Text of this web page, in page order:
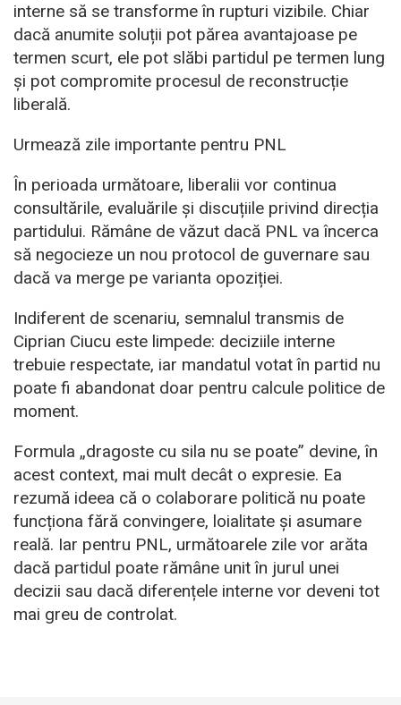
interne să se transforme în rupturi vizibile. Chiar
dacă anumite soluții pot părea avantajoase pe
termen scurt, ele pot slăbi partidul pe termen lung
și pot compromite procesul de reconstrucție
liberală.
Urmează zile importante pentru PNL
În perioada următoare, liberalii vor continua
consultările, evaluările și discuțiile privind direcția
partidului. Rămâne de văzut dacă PNL va încerca
să negocieze un nou protocol de guvernare sau
dacă va merge pe varianta opoziției.
Indiferent de scenariu, semnalul transmis de
Ciprian Ciucu este limpede: deciziile interne
trebuie respectate, iar mandatul votat în partid nu
poate fi abandonat doar pentru calcule politice de
moment.
Formula „dragoste cu sila nu se poate” devine, în
acest context, mai mult decât o expresie. Ea
rezumă ideea că o colaborare politică nu poate
funcționa fără convingere, loialitate și asumare
reală. Iar pentru PNL, următoarele zile vor arăta
dacă partidul poate rămâne unit în jurul unei
decizii sau dacă diferențele interne vor deveni tot
mai greu de controlat.